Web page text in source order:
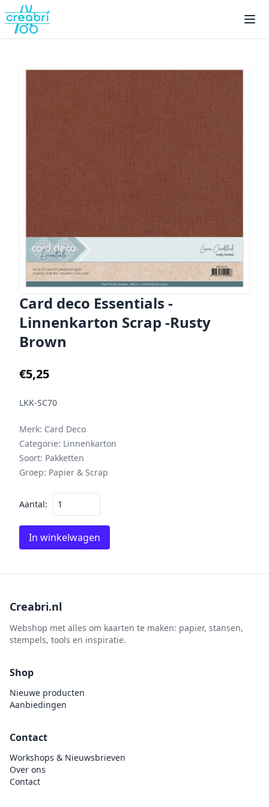
Card deco Essentials -
Linnenkarton Scrap -Rusty
Brown
€5,25
LKK-SC70
Merk: Card Deco
Categorie: Linnenkarton
Soort: Pakketten
Groep: Papier & Scrap
Aantal:
In winkelwagen
Creabri.nl
Webshop met alles om kaarten te maken: papier, stansen,
stempels, tools en inspiratie.
Shop
Nieuwe producten
Aanbiedingen
Contact
Workshops & Nieuwsbrieven
Over ons
Contact